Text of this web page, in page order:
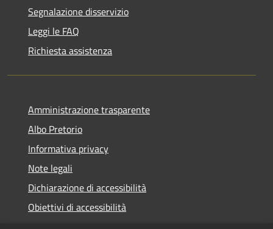
Segnalazione disservizio
Leggi le FAQ
Richiesta assistenza
Amministrazione trasparente
Albo Pretorio
Informativa privacy
Note legali
Dichiarazione di accessibilità
Obiettivi di accessibilità